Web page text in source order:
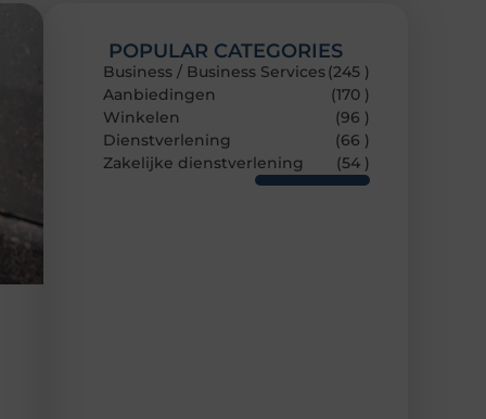
POPULAR CATEGORIES
Business / Business Services(245 )
Aanbiedingen
(170 )
Winkelen
(96 )
Dienstverlening
(66 )
Zakelijke dienstverlening
(54 )